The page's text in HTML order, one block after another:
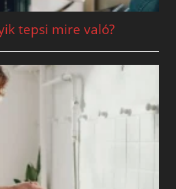
tepsi mire való?